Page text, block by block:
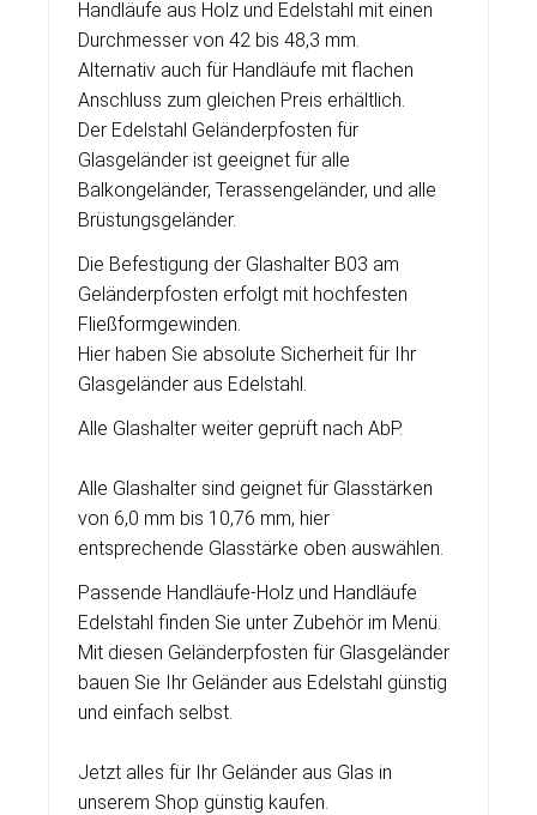
Handläufe aus Holz und Edelstahl mit einen
Durchmesser von 42 bis 48,3 mm.
Alternativ auch für Handläufe mit flachen
Anschluss zum gleichen Preis erhältlich.
Der Edelstahl Geländerpfosten für
Glasgeländer ist geeignet für alle
Balkongeländer, Terassengeländer, und alle
Brüstungsgeländer.
Die Befestigung der Glashalter B03 am
Geländerpfosten erfolgt mit hochfesten
Fließformgewinden.
Hier haben Sie absolute Sicherheit für Ihr
Glasgeländer aus Edelstahl.
Alle Glashalter weiter geprüft nach AbP.
Alle Glashalter sind geignet für Glasstärken
von 6,0 mm bis 10,76 mm, hier
entsprechende Glasstärke oben auswählen.
Passende Handläufe-Holz und Handläufe
Edelstahl finden Sie unter Zubehör im Menü.
Mit diesen Geländerpfosten für Glasgeländer
bauen Sie Ihr Geländer aus Edelstahl günstig
und einfach selbst.
Jetzt alles für Ihr Geländer aus Glas in
unserem Shop günstig kaufen.